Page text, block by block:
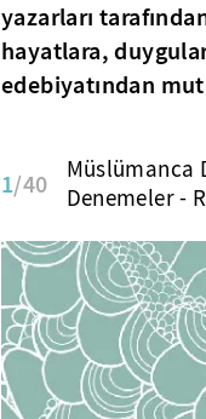
yazarları
hayatlara,
edebiyatından
1/40
Müslümanca
Denemeler -